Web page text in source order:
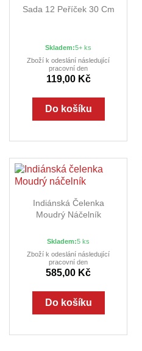
Sada 12 Peříček 30 Cm
Skladem:5+ ks
Zboží k odeslání následující
pracovní den
119,00 Kč
Do košíku
Indiánská Čelenka
Moudrý Náčelník
Skladem:5 ks
Zboží k odeslání následující
pracovní den
585,00 Kč
Do košíku